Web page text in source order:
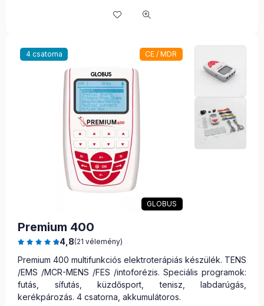
4 csatorna CE / MDR
GLOBUS
Premium 400
4,8(21 vélemény)
Premium 400 multifunkciós elektroterápiás készülék. TENS
/EMS /MCR-MENS /FES /intoforézis. Speciális programok:
futás, sífutás, küzdősport, tenisz, labdarúgás,
kerékpározás. 4 csatorna, akkumulátoros.